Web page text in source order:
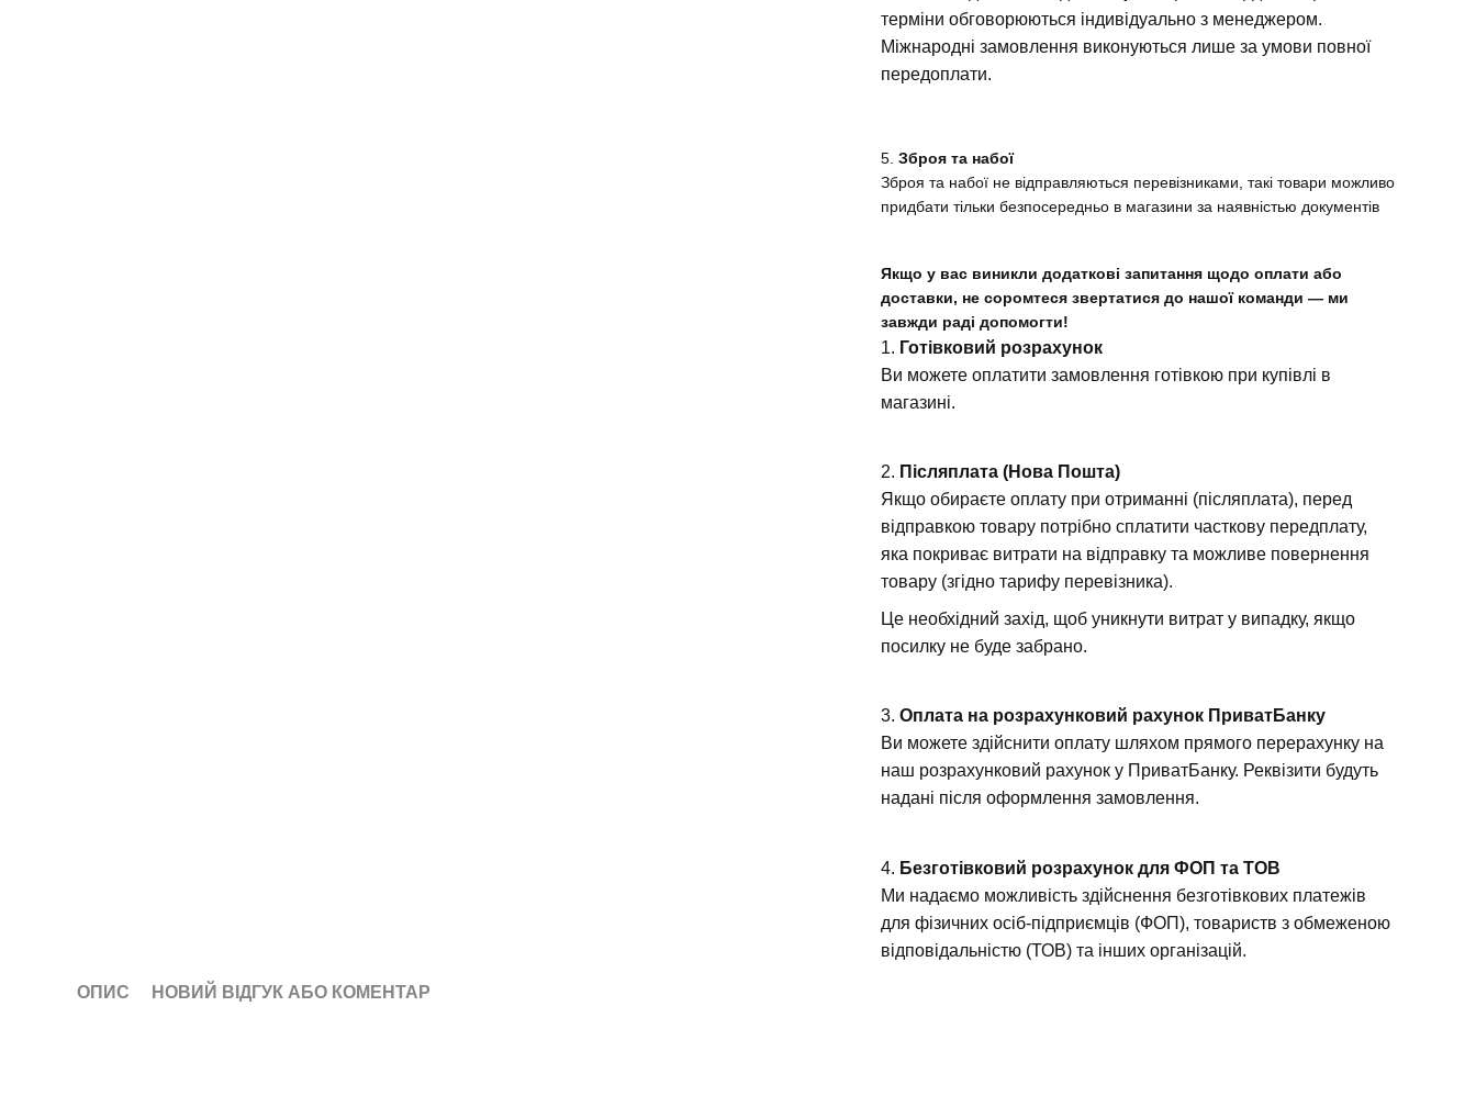
терміни обговорюються індивідуально з менеджером.
Міжнародні замовлення виконуються лише за умови повної
передоплати.
5.Зброя та набої
Зброя та набої не відправляються перевізниками, такі товари можливо
придбати тільки безпосередньо в магазини за наявністью документів
Якщо у вас виникли додаткові запитання щодо оплати або
доставки, не соромтеся звертатися до нашої команди — ми
завжди раді допомогти!
1. Готівковий розрахунок
Ви можете оплатити замовлення готівкою при купівлі в
магазині.
2. Післяплата (Нова Пошта)
Якщо обираєте оплату при отриманні (післяплата), перед
відправкою товару потрібно сплатити часткову передплату,
яка покриває витрати на відправку та можливе повернення
товару (згідно тарифу перевізника).
Це необхідний захід, щоб уникнути витрат у випадку, якщо
посилку не буде забрано.
3.Оплата на розрахунковий рахунок ПриватБанку
Ви можете здійснити оплату шляхом прямого перерахунку на
наш розрахунковий рахунок у ПриватБанку. Реквізити будуть
надані після оформлення замовлення.
4. Безготівковий розрахунок для ФОП та ТОВ
Ми надаємо можливість здійснення безготівкових платежів
для фізичних осіб-підприємців (ФОП), товариств з обмеженою
відповідальністю (ТОВ) та інших організацій.
ОПИС НОВИЙ ВІДГУК АБО КОМЕНТАР